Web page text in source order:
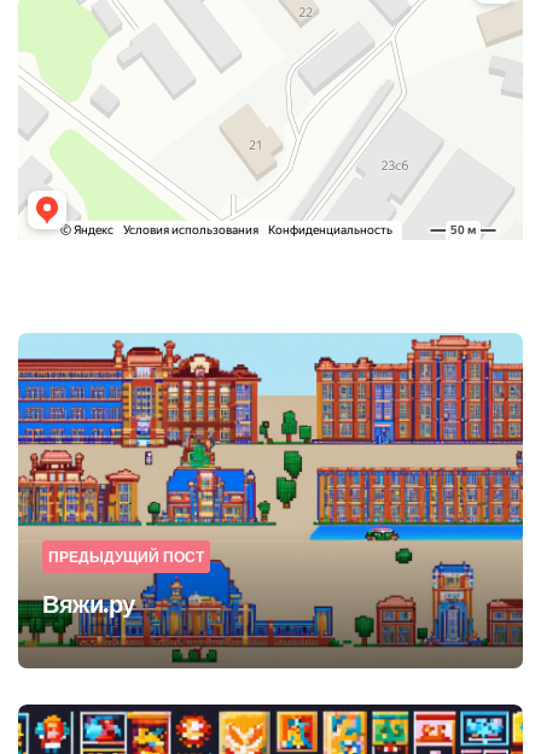
Post
navigation
ПРЕДЫДУЩИЙ ПОСТ
Вяжи.ру